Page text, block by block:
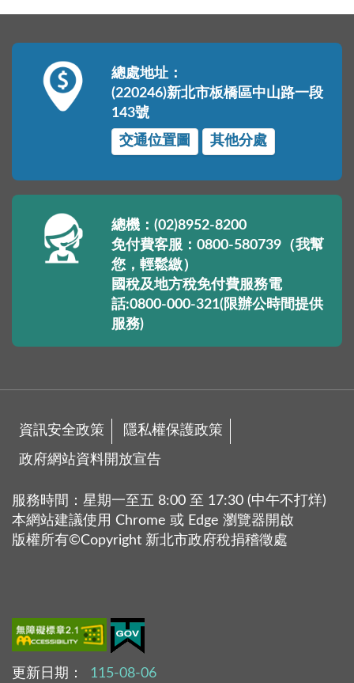
總處地址：
(220246)新北市板橋區中山路一段
143號
交通位置圖
其他分處
總機：(02)8952-8200
免付費客服：0800-580739（我幫
您，輕鬆繳）
國稅及地方稅免付費服務電
話:0800-000-321(限辦公時間提供
服務)
資訊安全政策 隱私權保護政策
政府網站資料開放宣告
服務時間：星期一至五 8:00 至 17:30 (中午不打烊)
本網站建議使用 Chrome 或 Edge 瀏覽器開啟
版權所有©Copyright 新北市政府稅捐稽徵處
更新日期： 115-08-06